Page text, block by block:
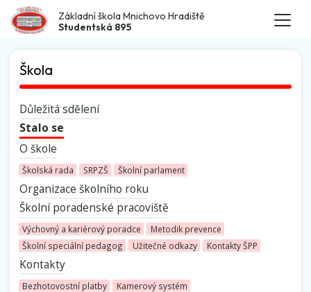
Základní škola Mnichovo Hradiště
Studentská 895
Škola
Důležitá sdělení
Stalo se
O škole
Školská rada SRPZŠ Školní parlament
Organizace školního roku
Školní poradenské pracoviště
Výchovný a kariérový poradce
Metodik prevence
Školní speciální pedagog
Užitečné odkazy Kontakty ŠPP
Kontakty
Bezhotovostní platby Kamerový systém